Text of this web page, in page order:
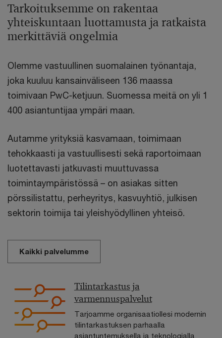
Tarkoituksemme on rakentaa
yhteiskuntaan luottamusta ja ratkaista
merkittäviä ongelmia
Olemme vastuullinen suomalainen työnantaja,
joka kuuluu kansainväliseen 136 maassa
toimivaan PwC-ketjuun. Suomessa meitä on yli 1
400 asiantuntijaa ympäri maan.
Autamme yrityksiä kasvamaan, toimimaan
tehokkaasti ja vastuullisesti sekä raportoimaan
luotettavasti jatkuvasti muuttuvassa
toimintaympäristössä – on asiakas sitten
pörssilistattu, perheyritys, kasvuyhtiö, julkisen
sektorin toimija tai yleishyödyllinen yhteisö.
Kaikki palvelumme
Tilintarkastus ja
varmennuspalvelut
Tarjoamme organisaatiollesi modernin
tilintarkastuksen parhaalla
asiantuntemuksella ja teknologialla